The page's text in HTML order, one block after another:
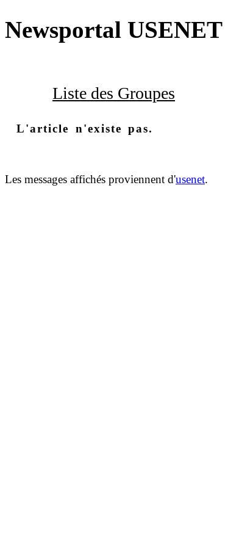
Newsportal USENET
Liste des Groupes
L'article n'existe pas.
Les messages affichés proviennent d'usenet.